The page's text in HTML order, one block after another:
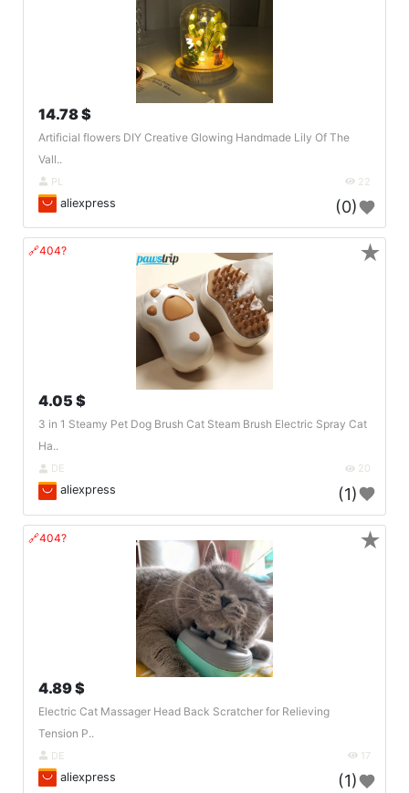
14.78 $
Artificial flowers DIY Creative Glowing Handmade Lily Of The
Vall..
PL 22
aliexpress (0)
🔗404?
4.05 $
3 in 1 Steamy Pet Dog Brush Cat Steam Brush Electric Spray Cat
Ha..
DE 20
aliexpress (1)
★
🔗404?
4.89 $
Electric Cat Massager Head Back Scratcher for Relieving
Tension P..
DE 17
aliexpress (1)
★